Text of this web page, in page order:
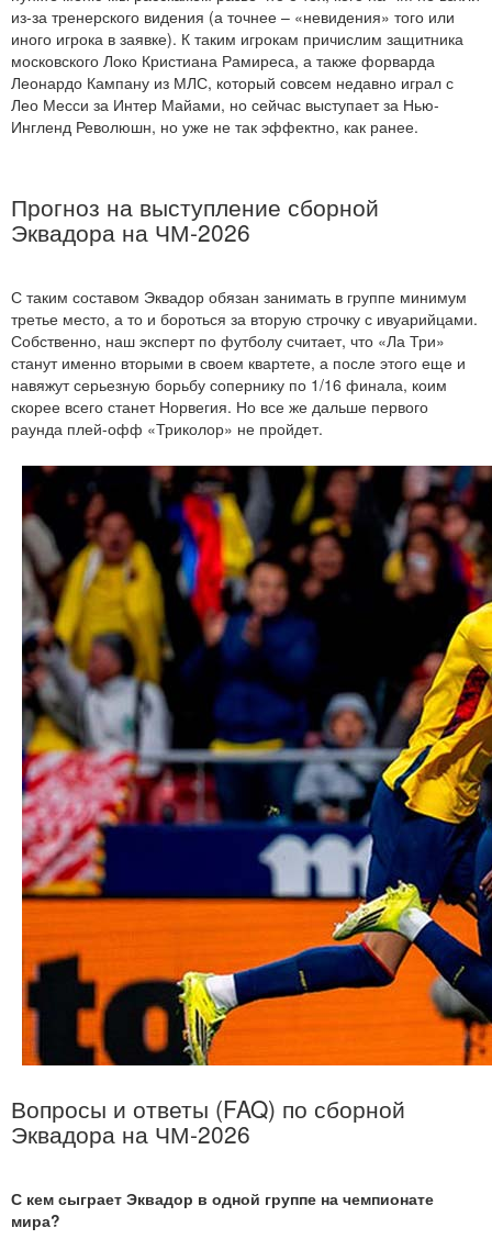
из-за тренерского видения (а точнее – «невидения» того или
иного игрока в заявке). К таким игрокам причислим защитника
московского Локо Кристиана Рамиреса, а также форварда
Леонардо Кампану из МЛС, который совсем недавно играл с
Лео Месси за Интер Майами, но сейчас выступает за Нью-
Ингленд Революшн, но уже не так эффектно, как ранее.
Прогноз на выступление сборной
Эквадора на ЧМ-2026
С таким составом Эквадор обязан занимать в группе минимум
третье место, а то и бороться за вторую строчку с ивуарийцами.
Собственно, наш эксперт по футболу считает, что «Ла Три»
станут именно вторыми в своем квартете, а после этого еще и
навяжут серьезную борьбу сопернику по 1/16 финала, коим
скорее всего станет Норвегия. Но все же дальше первого
раунда плей-офф «Триколор» не пройдет.
Вопросы и ответы (FAQ) по сборной
Эквадора на ЧМ-2026
С кем сыграет Эквадор в одной группе на чемпионате
мира?